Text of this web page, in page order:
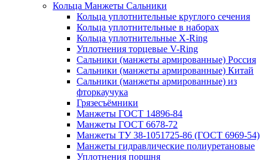
Кольца Манжеты Сальники
Кольца уплотнительные круглого сечения
Кольца уплотнительные в наборах
Кольца уплотнительные Х-Ring
Уплотнения торцевые V-Ring
Сальники (манжеты армированные) Россия
Сальники (манжеты армированные) Китай
Сальники (манжеты армированные) из
фторкаучука
Грязесъёмники
Манжеты ГОСТ 14896-84
Манжеты ГОСТ 6678-72
Манжеты ТУ 38-1051725-86 (ГОСТ 6969-54)
Манжеты гидравлические полиуретановые
Уплотнения поршня